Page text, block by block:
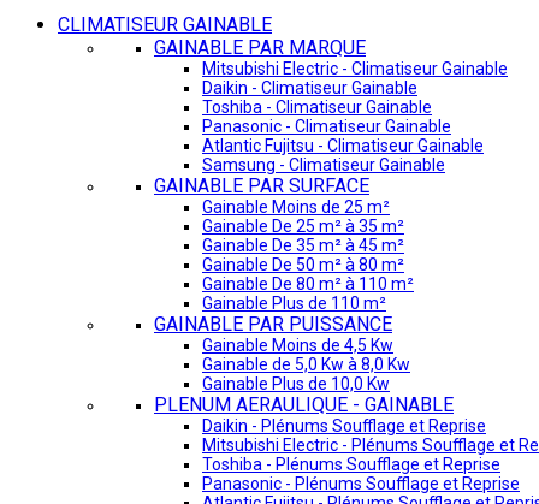
CLIMATISEUR GAINABLE
GAINABLE PAR MARQUE
Mitsubishi Electric - Climatiseur Gainable
Daikin - Climatiseur Gainable
Toshiba - Climatiseur Gainable
Panasonic - Climatiseur Gainable
Atlantic Fujitsu - Climatiseur Gainable
Samsung - Climatiseur Gainable
GAINABLE PAR SURFACE
Gainable Moins de 25 m²
Gainable De 25 m² à 35 m²
Gainable De 35 m² à 45 m²
Gainable De 50 m² à 80 m²
Gainable De 80 m² à 110 m²
Gainable Plus de 110 m²
GAINABLE PAR PUISSANCE
Gainable Moins de 4,5 Kw
Gainable de 5,0 Kw à 8,0 Kw
Gainable Plus de 10,0 Kw
PLENUM AERAULIQUE - GAINABLE
Daikin - Plénums Soufflage et Reprise
Mitsubishi Electric - Plénums Soufflage et
Toshiba - Plénums Soufflage et Reprise
Panasonic - Plénums Soufflage et Reprise